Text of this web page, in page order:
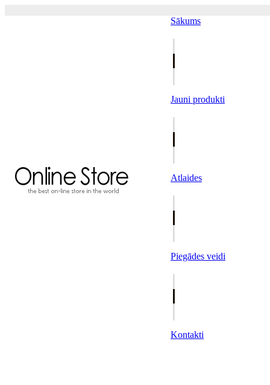
Sākums
Jauni produkti
Atlaides
Piegādes veidi
Kontakti